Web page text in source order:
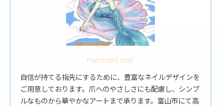
mermaid nail
自信が持てる指先にするために、豊富なネイルデザインを
ご用意しております。爪へのやさしさにも配慮し、シンプ
ルなものから華やかなアートまで承ります。富山市にて高